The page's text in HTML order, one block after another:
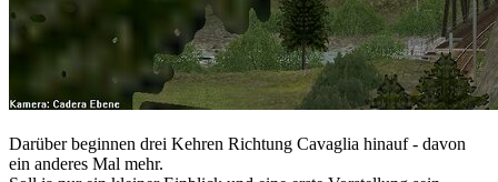
Darüber beginnen drei Kehren Richtung Cavaglia hinauf - davon
ein anderes Mal mehr.